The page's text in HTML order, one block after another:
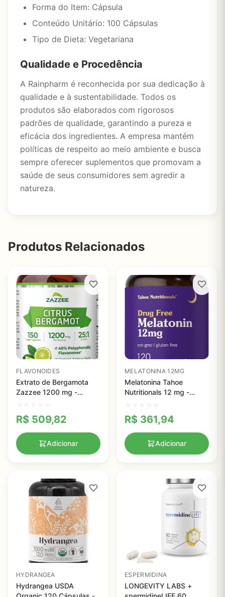
Forma do Item: Cápsula
Conteúdo Unitário: 100 Cápsulas
Tipo de Dieta: Vegetariana
Qualidade e Procedência
A Rainpharm é reconhecida por sua dedicação à
qualidade e à sustentabilidade. Todos os
produtos são elaborados com rigorosos
padrões de qualidade, garantindo a pureza e
eficácia dos ingredientes. A empresa mantém
políticas de respeito ao meio ambiente e busca
sempre oferecer suplementos que promovam a
saúde de seus consumidores sem agredir a
natureza.
Produtos Relacionados
FLAVONOIDES
Extrato de Bergamota
Zazzee 1200 mg -
Bem-Estar
R$ 509,82
Adicionar
MELATONINA 12MG
Melatonina Tahoe
Nutritionals 12 mg -
Tranquilo
R$ 361,94
Adicionar
HYDRANGEA
Hydrangea USDA
ESPERMIDINA
LONGEVITY LABS +